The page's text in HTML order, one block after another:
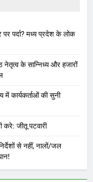
पर पर्दा? मध्य प्रदेश के लोक
नेतृत्व के सान्निध्य और हजारों
में कार्यकर्ताओं की सुनी
करे: जीतू पटवारी
से नहीं, नालों/जल